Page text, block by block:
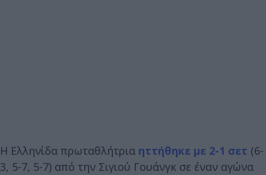
Η Ελληνίδα πρωταθλήτρια ηττήθηκε με 2-1 σετ (6-
3, 5-7, 5-7) από την Σιγιού Γουάνγκ σε έναν αγώνα